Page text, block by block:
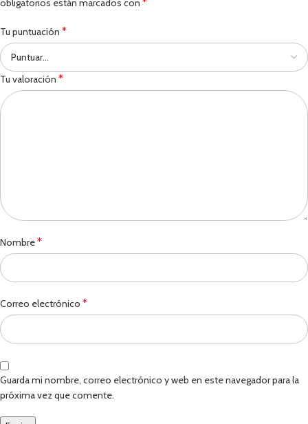
obligatorios están marcados con
Tu puntuación *
Tu valoración *
Nombre*
Correo electrónico *
Guarda mi nombre, correo electrónico y web en este navegador para la
próxima vez que comente.